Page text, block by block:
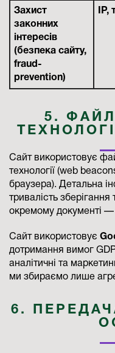
Захист
законних
інтересів
(безпека сайту,
fraud-
prevention)
IP,
5.
Сайт використовує
технології (web
браузера). Детальна
тривалість
окремому документі —
Сайт використовує
дотримання вимог
аналітичні та
ми збираємо лише
6.